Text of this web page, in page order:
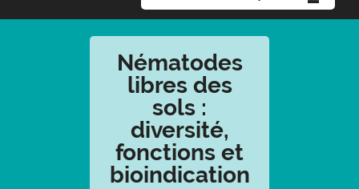
Nématodes
libres des
sols :
diversité,
fonctions et
bioindication